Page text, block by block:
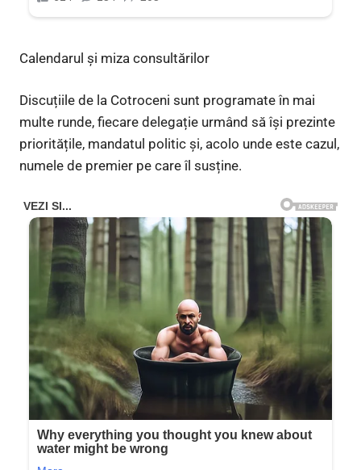
Calendarul și miza consultărilor
Discuțiile de la Cotroceni sunt programate în mai
multe runde, fiecare delegație urmând să își prezinte
prioritățile, mandatul politic și, acolo unde este cazul,
numele de premier pe care îl susține.